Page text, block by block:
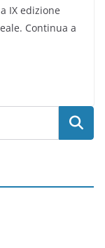
IX edizione
Continua a